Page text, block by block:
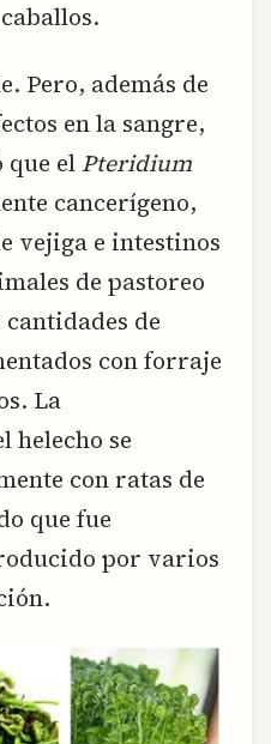
Pero, además de
en la sangre,
que elPteridium
cancerígeno,
vejiga e intestinos
de pastoreo
de
con forraje
La
helecho se
con ratas de
que fue
por varios